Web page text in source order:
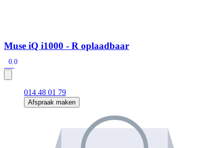
Muse iQ i1000 - R oplaadbaar
0.0
014 48 01 79
Afspraak maken